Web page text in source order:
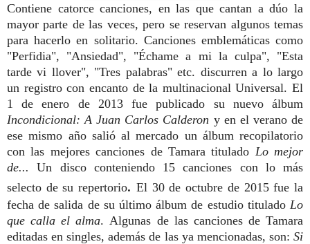
Contiene catorce canciones, en las que cantan a dúo la
mayor parte de las veces, pero se reservan algunos temas
para hacerlo en solitario. Canciones emblemáticas como
"Perfidia", "Ansiedad", "Échame a mi la culpa", "Esta
tarde vi llover", "Tres palabras" etc. discurren a lo largo
un registro con encanto de la multinacional Universal. El
1 de enero de 2013 fue publicado su nuevo álbum
Incondicional: A Juan Carlos Calderon y en el verano de
ese mismo año salió al mercado un álbum recopilatorio
con las mejores canciones de Tamara titulado Lo mejor
de...Un disco conteniendo 15 canciones con lo más
selecto de su repertorio. El 30 de octubre de 2015 fue la
fecha de salida de su último álbum de estudio titulado Lo
que calla el alma. Algunas de las canciones de Tamara
editadas en singles, además de las ya mencionadas, son:Si